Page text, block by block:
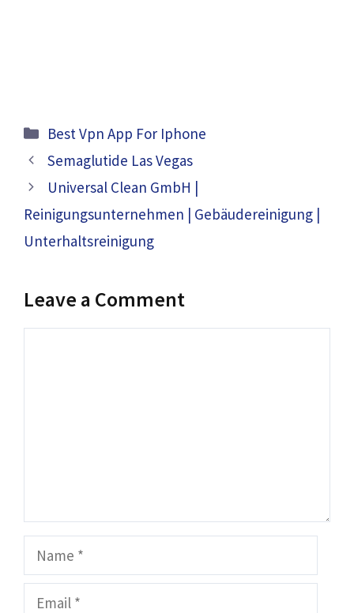
Categories
Best Vpn App For Iphone
Semaglutide Las Vegas
Universal Clean GmbH |
Reinigungsunternehmen | Gebäudereinigung |
Unterhaltsreinigung
Leave a Comment
Name
Email